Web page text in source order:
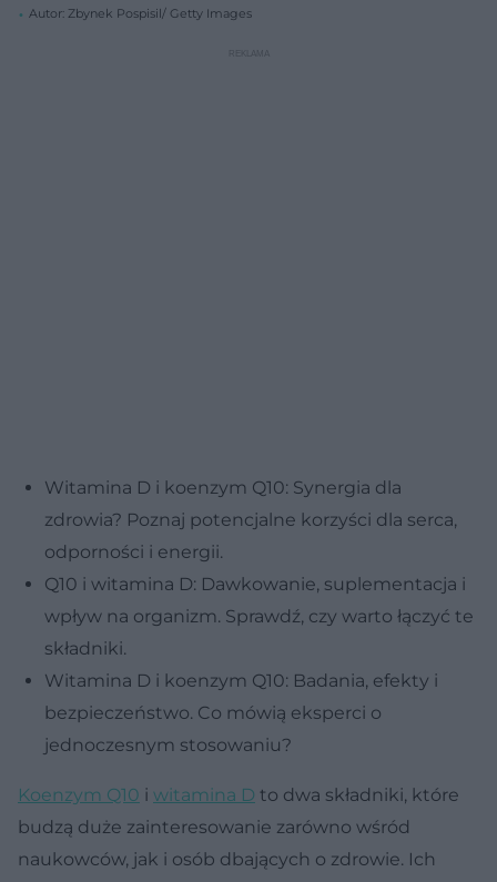
Autor: Zbynek Pospisil/ Getty Images
Witamina D i koenzym Q10: Synergia dla
zdrowia? Poznaj potencjalne korzyści dla serca,
odporności i energii.
Q10 i witamina D: Dawkowanie, suplementacja i
wpływ na organizm. Sprawdź, czy warto łączyć te
składniki.
Witamina D i koenzym Q10: Badania, efekty i
bezpieczeństwo. Co mówią eksperci o
jednoczesnym stosowaniu?
Koenzym Q10 i witamina D to dwa składniki, które
budzą duże zainteresowanie zarówno wśród
naukowców, jak i osób dbających o zdrowie. Ich